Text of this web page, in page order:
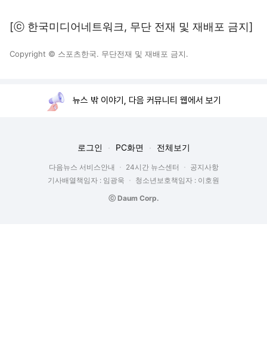
[ⓒ 한국미디어네트워크, 무단 전재 및 재배포 금지]
Copyright © 스포츠한국. 무단전재 및 재배포 금지.
뉴스 밖 이야기, 다음 커뮤니티 웹에서 보기
로그인 PC화면 전체보기
다음뉴스 서비스안내 24시간 뉴스센터
공지사항
기사배열책임자 : 임광욱
청소년보호책임자 : 이호원
ⓒ Daum Corp.